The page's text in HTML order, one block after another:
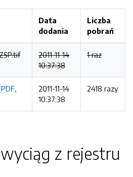
Data
dodania
Liczba
pobrań
2011-11-14
10:37:38
1 raz
2011-11-14
10:37:38
2418 razy
z rejestru